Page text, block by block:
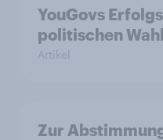
YouGovs
politischen
Artikel
Zur